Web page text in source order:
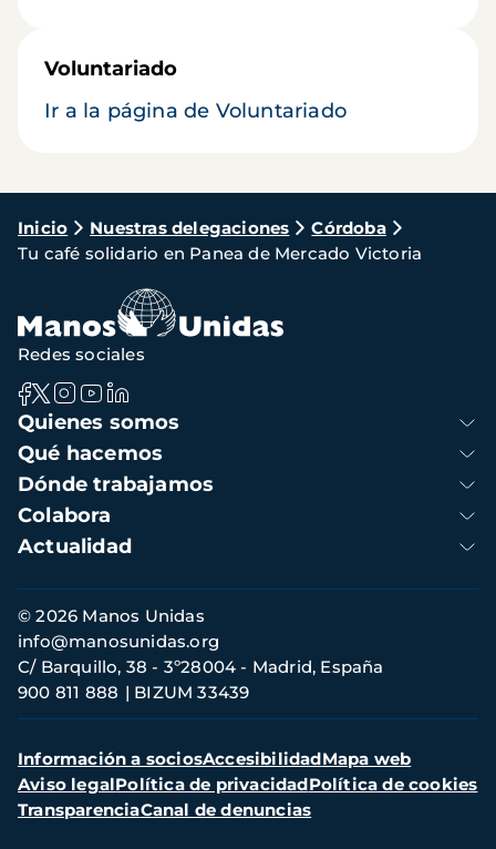
Voluntariado
Ir a la página de Voluntariado
Ruta
de
navegación
Inicio Nuestras delegaciones
Córdoba
Tu café solidario en Panea de Mercado Victoria
Navegación
principal
Quienes somos
Qué hacemos
Dónde trabajamos
Colabora
Actualidad
Redes sociales
Información
de
contacto
© 2026 Manos Unidas
C/ Barquillo, 38 - 3º28004 - Madrid, España
900 811 888
BIZUM 33439
info@manosunidas.org
Menú
secundario
Información a sociosAccesibilidadMapa web
Aviso legalPolítica de privacidadPolítica de cookies
TransparenciaCanal de denuncias